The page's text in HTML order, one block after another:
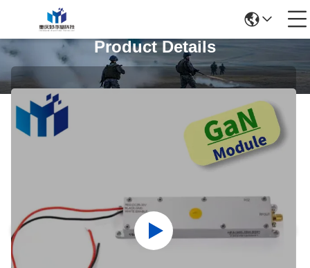
Product Details